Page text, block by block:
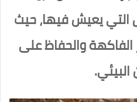
التي يعيش فيها، حيث
والحفاظ على
البيئي.